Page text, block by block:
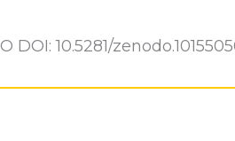
DOI: 10.5281/